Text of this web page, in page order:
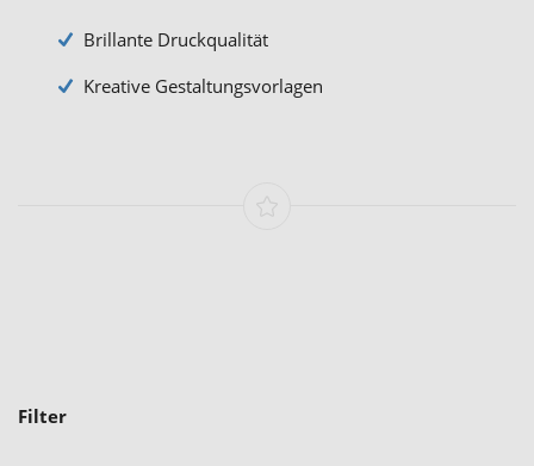
Brillante Druckqualität
Kreative Gestaltungsvorlagen
Filter